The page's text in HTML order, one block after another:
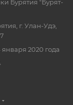
Бурятия "Бурят-
г. Улан-Удэ,
2020 года